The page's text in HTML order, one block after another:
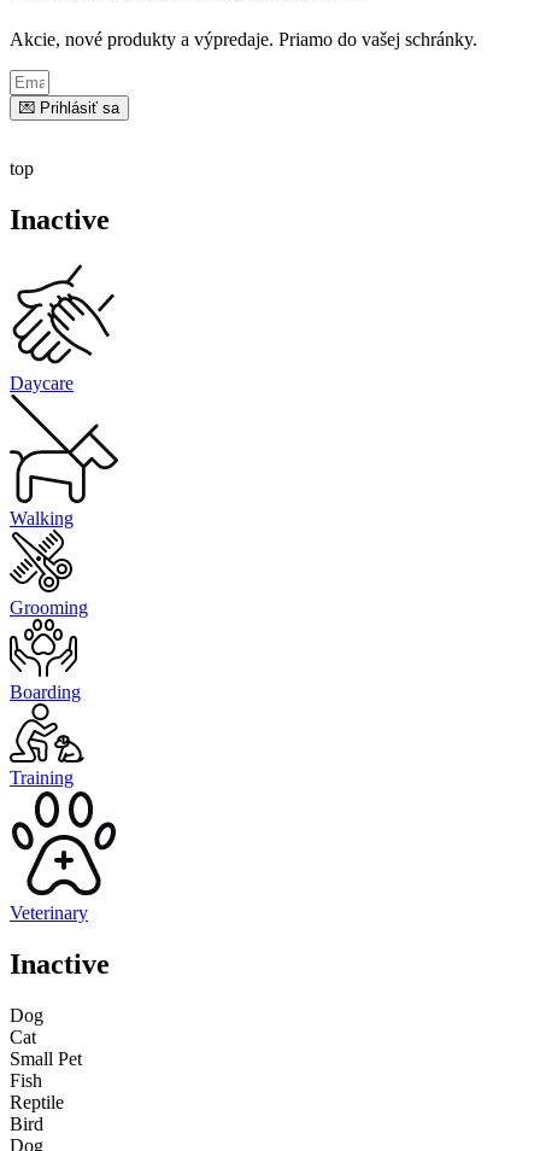
Akcie, nové produkty a výpredaje. Priamo do vašej schránky.
💌 Prihlásiť sa
top
Inactive
Daycare
Walking
Grooming
Boarding
Training
Veterinary
Inactive
Dog
Cat
Small Pet
Fish
Reptile
Bird
Dog